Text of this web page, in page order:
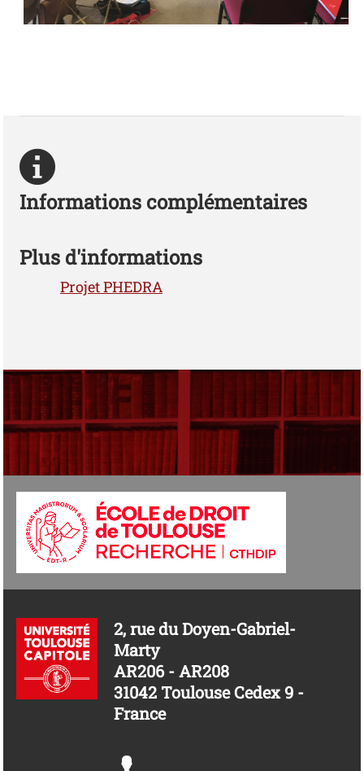
Informations complémentaires
Plus d'informations
Projet PHEDRA
2, rue du Doyen-Gabriel-
Marty
AR206 - AR208
31042 Toulouse Cedex 9 -
France